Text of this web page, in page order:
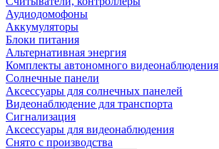
Аудиодомофоны
Аккумуляторы
Блоки питания
Альтернативная энергия
Комплекты автономного видеонаблюдения
Солнечные панели
Аксессуары для солнечных панелей
Видеонаблюдение для транспорта
Сигнализация
Аксессуары для видеонаблюдения
Снято с производства